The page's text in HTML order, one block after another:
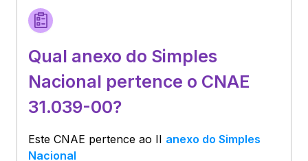
Qual anexo do Simples
Nacional pertence o CNAE
31.039-00?
Este CNAE pertence ao II anexo do Simples
Nacional